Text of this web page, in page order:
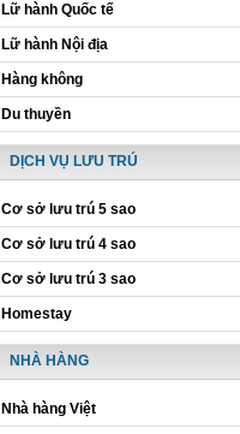
Lữ hành Quốc tế
Lữ hành Nội địa
Hàng không
Du thuyền
DỊCH VỤ LƯU TRÚ
Cơ sở lưu trú 5 sao
Cơ sở lưu trú 4 sao
Cơ sở lưu trú 3 sao
Homestay
NHÀ HÀNG
Nhà hàng Việt